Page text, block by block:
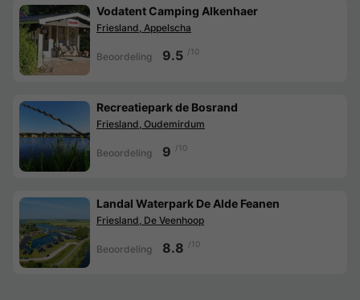
Vodatent Camping Alkenhaer
Friesland, Appelscha
Beoordeling 9.5 /10
Recreatiepark de Bosrand
Friesland, Oudemirdum
Beoordeling 9 /10
Landal Waterpark De Alde Feanen
Friesland, De Veenhoop
Beoordeling 8.8 /10